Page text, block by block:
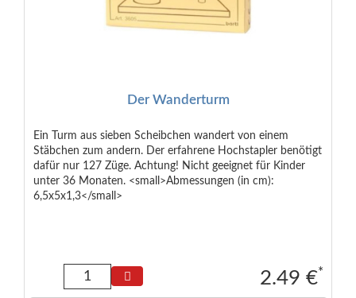
Der Wanderturm
Ein Turm aus sieben Scheibchen wandert von einem
Stäbchen zum andern. Der erfahrene Hochstapler benötigt
dafür nur 127 Züge. Achtung! Nicht geeignet für Kinder
unter 36 Monaten. <small>Abmessungen (in cm):
6,5x5x1,3</small>
2.49 €*